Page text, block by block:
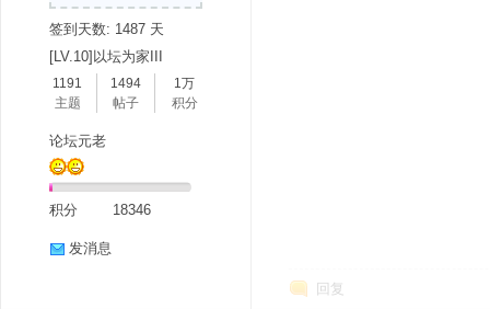
签到天数: 1487 天
[LV.10]以坛为家III
1191
主题
1494
帖子
1万
积分
论坛元老
积分 18346
发消息
回复